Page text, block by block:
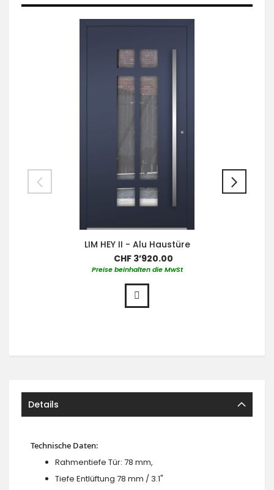
LIM HEY II - Alu Haustüre
CHF 3’920.00
Preise beinhalten die MwSt
Details